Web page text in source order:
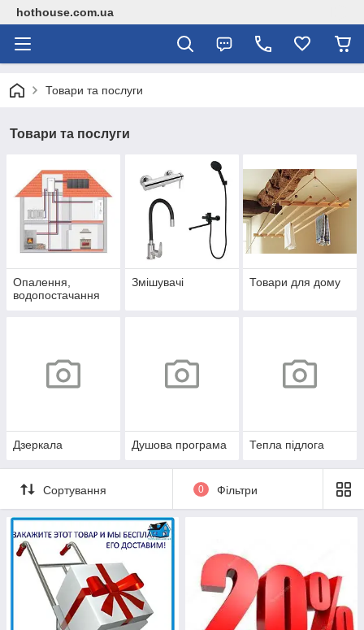
hothouse.com.ua
Товари та послуги
Товари та послуги
Опалення,
водопостачання
Змішувачі Товари для дому
Дзеркала Душова програма Тепла підлога
Сортування 0 Фільтри